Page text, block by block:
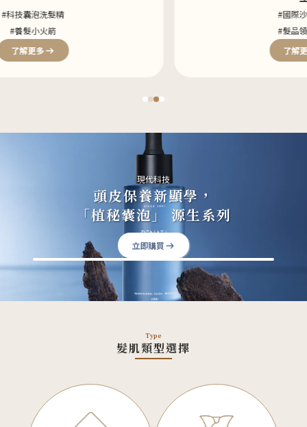
現代科技
頭皮保養新顯學，
「植秘囊泡」 源生系列
立即購買
Type
髮肌類型選擇